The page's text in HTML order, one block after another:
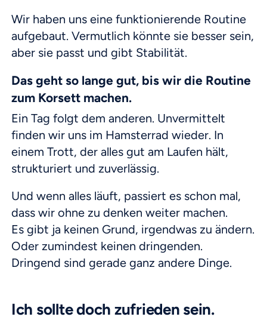
Wir haben uns eine funktionierende Routine
aufgebaut. Vermutlich könnte sie besser sein,
aber sie passt und gibt Stabilität.
Das geht so lange gut, bis wir die Routine
zum Korsett machen.
Ein Tag folgt dem anderen. Unvermittelt
finden wir uns im Hamsterrad wieder. In
einem Trott, der alles gut am Laufen hält,
strukturiert und zuverlässig.
Und wenn alles läuft, passiert es schon mal,
dass wir ohne zu denken weiter machen.
Es gibt ja keinen Grund, irgendwas zu ändern.
Oder zumindest keinen dringenden.
Dringend sind gerade ganz andere Dinge.
Ich sollte doch zufrieden sein.